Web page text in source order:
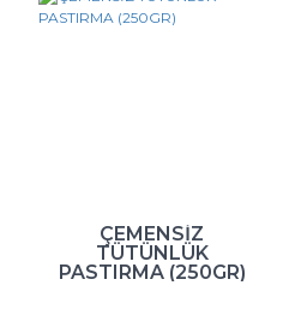
ÇEMENSİZ
TÜTÜNLÜK
PASTIRMA (250GR)